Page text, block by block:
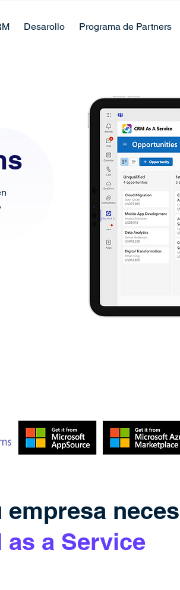
Desarollo Programa de Partners
empresa
as a Service